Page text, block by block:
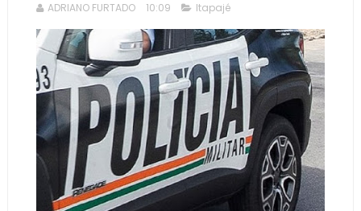
ADRIANO FURTADO 10:09 Itapajé